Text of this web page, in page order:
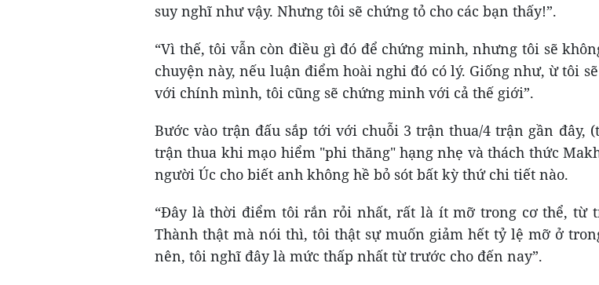
suy nghĩ như vậy. Nhưng tôi sẽ chứng tỏ cho các bạn thấy!”.
“Vì thế, tôi vẫn còn điều gì đó để chứng minh, nhưng tôi sẽ
chuyện này, nếu luận điểm hoài nghi đó có lý. Giống như, ừ tôi
với chính mình, tôi cũng sẽ chứng minh với cả thế giới”.
Bước vào trận đấu sắp tới với chuỗi 3 trận thua/4 trận gần đây,
trận thua khi mạo hiểm "phi thăng" hạng nhẹ và thách thức
người Úc cho biết anh không hề bỏ sót bất kỳ thứ chi tiết nào.
“Đây là thời điểm tôi rắn rỏi nhất, rất là ít mỡ trong cơ thể, từ
Thành thật mà nói thì, tôi thật sự muốn giảm hết tỷ lệ mỡ ở
nên, tôi nghĩ đây là mức thấp nhất từ trước cho đến nay”.